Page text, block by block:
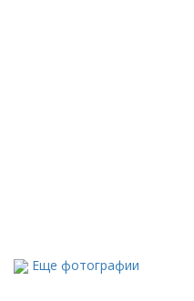
Еще фотографии